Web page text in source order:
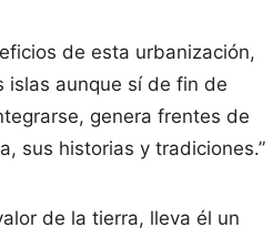
de esta urbanización,
islas aunque sí de fin de
genera frentes de
sus historias y tradiciones.”
de la tierra, lleva él un